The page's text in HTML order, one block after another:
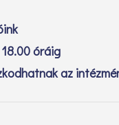
18.00 óráig
az